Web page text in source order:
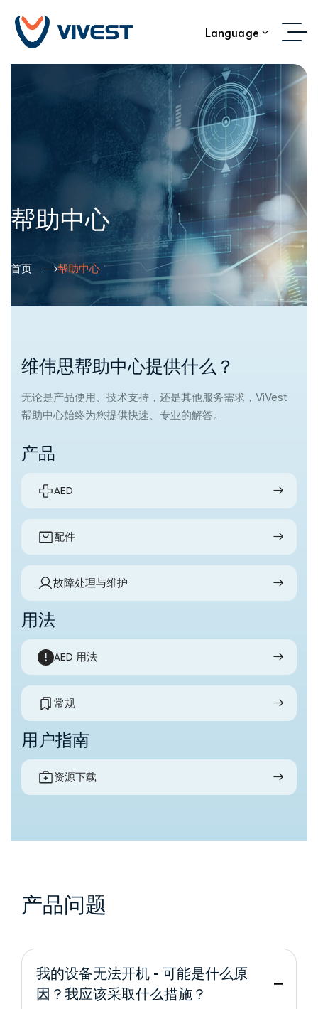
Language
帮助中心
首页 帮助中心
维伟思帮助中心提供什么？
无论是产品使用、技术支持，还是其他服务需求，ViVest
帮助中心始终为您提供快速、专业的解答。
产品
AED
配件
故障处理与维护
用法
AED 用法
常规
用户指南
资源下载
产品问题
我的设备无法开机 - 可能是什么原
因？我应该采取什么措施？